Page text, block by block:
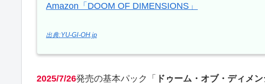
Amazon「DOOM OF DIMENSIONS」
出典:YU-GI-OH.jp
2025/7/26発売の基本パック「 ドゥーム・オブ・ディメ